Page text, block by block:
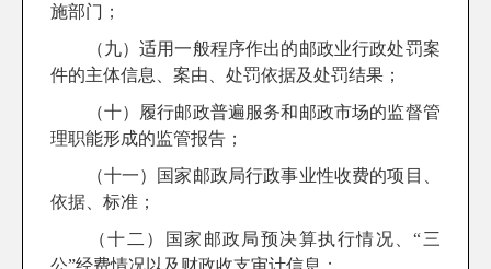
施部门；
（九）适用一般程序作出的邮政业行政处罚案
件的主体信息、案由、处罚依据及处罚结果；
（十）履行邮政普遍服务和邮政市场的监督管
理职能形成的监管报告；
（十一）国家邮政局行政事业性收费的项目、
依据、标准；
（十二）国家邮政局预决算执行情况、“三
公”经费情况以及财政收支审计信息；